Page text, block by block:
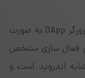
در iOS، به دلیل محدودیت های سیستم عامل، مرورگر DApp به صورت
فعال سازی مشخص
اندروید است و